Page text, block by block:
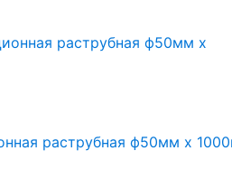
раструбная ф50мм х